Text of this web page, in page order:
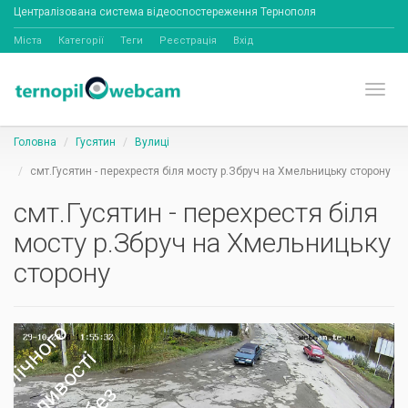
Централізована система відеоспостереження Тернополя
Міста Категорії Теги Реєстрація Вхід
Головна Гусятин Вулиці
смт.Гусятин - перехрестя біля мосту р.Збруч на Хмельницьку сторону
смт.Гусятин - перехрестя біля
мосту р.Збруч на Хмельницьку
сторону